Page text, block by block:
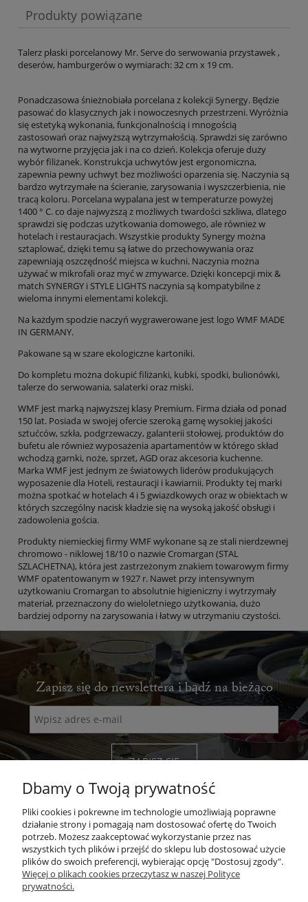
Produkty powiązane
Talerz płaski porcelanowy Mr. Serve do serwowania przystawek ,
deserów, hamburgerów o wymiarach: 32 cm x 19 cm.
Ponadczasowa śnieżnobiała porcelana z kolekcji Synergy. Będzie
pasować do klasycznych jak i nowoczesnych przestrzeni. Wyróżnia
się estetyką wykonania, funkcjonalnością i mnogością
zastosowań oraz najwyższą wytrzymałością. Sprawdzi się zarówno
na wytworne przyjęcia jak i na co dzień. Kolekcja oferuje duży
wybór filiżanek. Konstrukcja uchwytów jest ergonomiczna,
zapewnia pewny uchwyt bez możliwości oparzenia się. Naczynia są
bardzo wytrzymałe na ścieranie, zarysowania i wyszczerbienia, nie
tracą koloru. Porcelana wypalana jest w temperaturze powyżej
1400 ° C. co daje najwyższą z możliwych twardości szkliwa, dlatego
sprawdzi się podczas użytkowania domowego, ale również w
hotelach i restauracjach. Wszystkie produkty Synergy można
sztaplować, dzięki temu są łatwe do przechowywania oraz
zapewniają oszczędność miejsca w kuchni. Naczynia można
używać w mikrofali oraz myć w zmywarce. Dzięki koncepcji mix &
match SYNERGY i STYLE LIGHTS naczynia są kompatybilne z
wieloma innymi elementami kolekcji.
Na każdym spodzie naczyń wygrawerowane jest logo WMF MADE
IN GERMANY.
Pakowane są w szare ekologiczne kartoniki.
Do kompletu można dokupić filiżanki, kubki, spodki, bulionówki,
talerze do serwowania, salaterki oraz miski.
WMF jest marką najwyższej klasy Premium. Firma działa od ponad
150 lat. Posiada w swojej ofercie szeroką gamę wysokiej jakości
sztućców, szkła, podgrzewaczy, galanterii stołowej, produktów do
bufetu ale również wyposażenia apartamentów w którego skład
wchodzą garnki, noże, sprzet, AGD oraz akcesoria kuchenne.
Marka WMF jest jednym ze światowych liderów produkujących
wyposażenie dla Hoteli, restauracji i kawiarnii. Produkty tej marki
można spotkać w hotelach 4 i 5 gwiazdkowych oraz w obiektach w
których szczególny nacisk kładzie się na wysoką jakość obsługi i
zadowolenia gościa.
Produkty niemieckiej firmy WMF wykonane są ze stali nierdzewnej
chromowo - niklowej 18/10 o nazwie Cromargan (STAL
SZLACHETNA), która jest zastrzeżonym znakiem towarowym firmy
WMF opatentowanym w 1927 r. Nawet przy intensywnym
użytkowaniu Cromargan to absolutnie higieniczny i wytrzymały
materiał, przeznaczony do wieloletniego użytkowania, dużo
bardziej odporny na zarysowania i łatwy w utrzymaniu czystości.
Zapisz się do newslettera i bądź na bieżąco
ZAPISZ SIĘ
POMOC
Dbamy o Twoją prywatność
Pliki cookies i pokrewne im technologie umożliwiają poprawne
działanie strony i pomagają nam dostosować ofertę do Twoich
potrzeb. Możesz zaakceptować wykorzystanie przez nas
wszystkich tych plików i przejść do sklepu lub dostosować użycie
plików do swoich preferencji, wybierając opcję "Dostosuj zgody".
Więcej o plikach cookies przeczytasz w naszej Polityce
prywatności.